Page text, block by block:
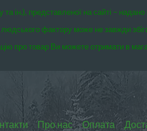
ін.), представленої на сайті –
людського фактору може не завжди
про товар Ви можете отримати в
Про нас Оплата